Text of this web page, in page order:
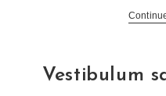
Vestibulum